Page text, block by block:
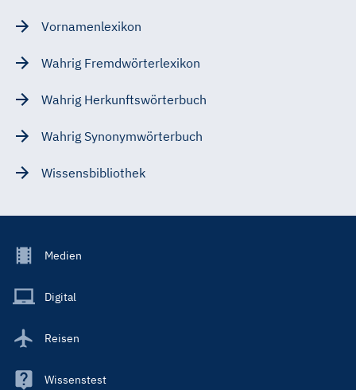
Vornamenlexikon
Wahrig Fremdwörterlexikon
Wahrig Herkunftswörterbuch
Wahrig Synonymwörterbuch
Wissensbibliothek
Footer
Main
Medien
Digital
Reisen
Wissenstest